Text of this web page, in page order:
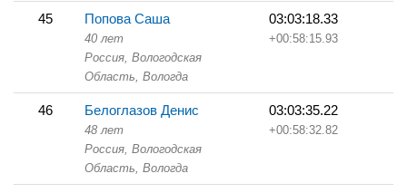
45 Попова Саша
40 лет
Россия, Вологодская
Область, Вологда
03:03:18.33
+00:58:15.93
46 Белоглазов Денис
48 лет
Россия, Вологодская
Область, Вологда
03:03:35.22
+00:58:32.82